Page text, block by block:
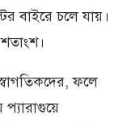
বাইরে চলে যায়।
ফলে